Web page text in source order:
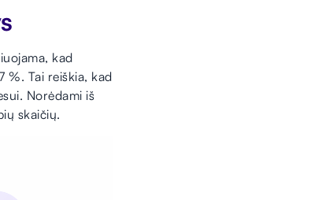
kad
%. Tai reiškia, kad
Norėdami iš
skaičių.